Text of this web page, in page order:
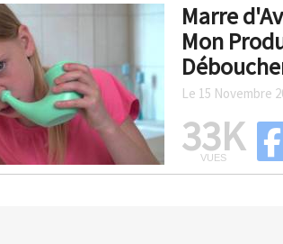
Marre
Mon
Le 15 Novembre
33K
VUES